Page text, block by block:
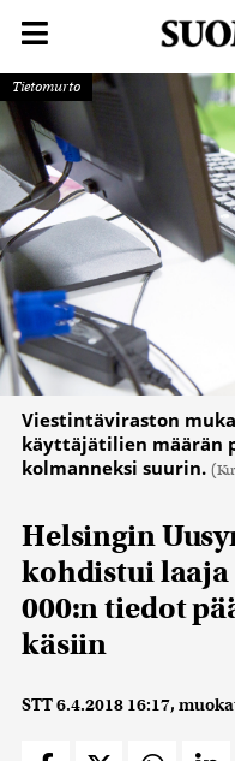
Tietomurto
Viestintäviraston
käyttäjätilien määrän
kolmanneksi suurin.
Helsingin
kohdistui laaja
000:n tiedot
käsiin
STT6.4.2018 16:17,